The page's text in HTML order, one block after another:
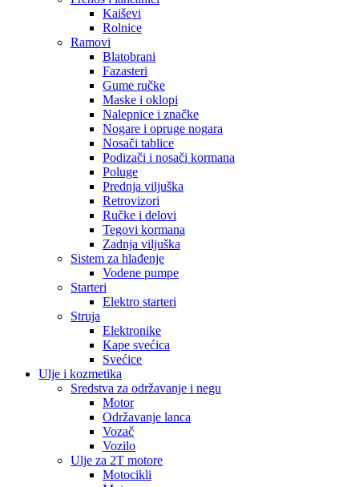
Kaiševi
Rolnice
Ramovi
Blatobrani
Fazasteri
Gume ručke
Maske i oklopi
Nalepnice i značke
Nogare i opruge nogara
Nosači tablice
Podizači i nosači kormana
Poluge
Prednja viljuška
Retrovizori
Ručke i delovi
Tegovi kormana
Zadnja viljuška
Sistem za hlađenje
Vodene pumpe
Starteri
Elektro starteri
Struja
Elektronike
Kape svećica
Svećice
Ulje i kozmetika
Sredstva za održavanje i negu
Motor
Održavanje lanca
Vozač
Vozilo
Ulje za 2T motore
Motocikli